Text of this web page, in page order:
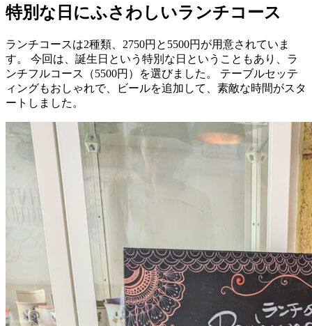
特別な日にふさわしいランチコース
ランチコースは2種類、2750円と5500円が用意されていま
す。 今回は、誕生日という特別な日ということもあり、ラ
ンチフルコース（5500円）を選びました。 テーブルセッテ
ィングもおしゃれで、ビールを追加して、素敵な時間がスタ
ートしました。